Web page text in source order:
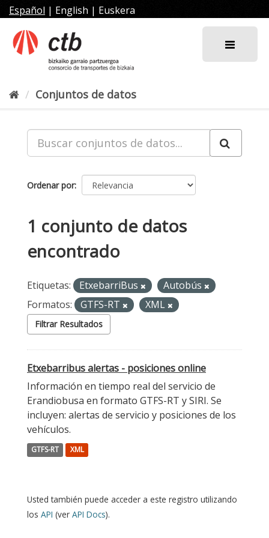
al
contenido
Español | English | Euskera
Conjuntos de datos
Ordenar por
1 conjunto de datos
encontrado
Etiquetas: EtxebarriBus
Autobús
Formatos:
GTFS-RT XML
Filtrar Resultados
Etxebarribus alertas - posiciones online
Información en tiempo real del servicio de
Erandiobusa en formato GTFS-RT y SIRI. Se
incluyen: alertas de servicio y posiciones de los
vehículos.
GTFS-RT XML
Usted también puede acceder a este registro utilizando
los API (ver API Docs).